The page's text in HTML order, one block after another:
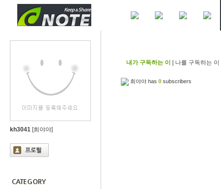
kh3041 [희야야]
내가 구독하는 이 나를 구독하는 이
희야야 has 0 subscribers